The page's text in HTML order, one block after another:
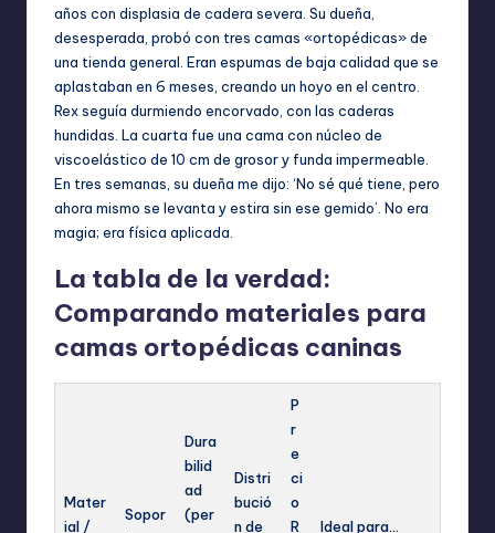
años con displasia de cadera severa. Su dueña,
desesperada, probó con tres camas «ortopédicas» de
una tienda general. Eran espumas de baja calidad que se
aplastaban en 6 meses, creando un hoyo en el centro.
Rex seguía durmiendo encorvado, con las caderas
hundidas. La cuarta fue una cama con núcleo de
viscoelástico de 10 cm de grosor y funda impermeable.
En tres semanas, su dueña me dijo: ‘No sé qué tiene, pero
ahora mismo se levanta y estira sin ese gemido’. No era
magia; era física aplicada.
La tabla de la verdad:
Comparando materiales para
camas ortopédicas caninas
Mater
ial /
Sopor
Dura
bilid
ad
(per
Distri
bució
n de
P
r
e
ci
o
R
Ideal para…